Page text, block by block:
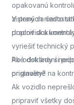
opakovanú
zistených
pracoviska
V praxi sa často
doplniť
vyriešiť technický
Po odstránení
pristavené na
Aké doklady si
originality?
Ak vozidlo
pripraviť všetky